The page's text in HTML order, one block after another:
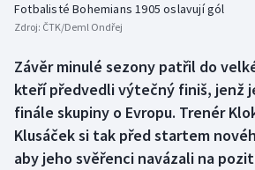
Boby a skeleton
Box
Curling
AZ kvíz
Fotbalisté Bohemians 1905 oslavují gól
Zdroj: ČTK/Deml Ondřej
Závěr minulé sezony patřil do
kteří předvedli výtečný finiš, jenž
finále skupiny o Evropu. Trenér
Klusáček si tak před startem
aby jeho svěřenci navázali na